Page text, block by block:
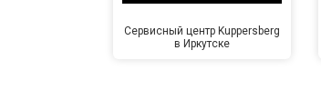
Сервисный центр Kuppersberg
в Иркутске